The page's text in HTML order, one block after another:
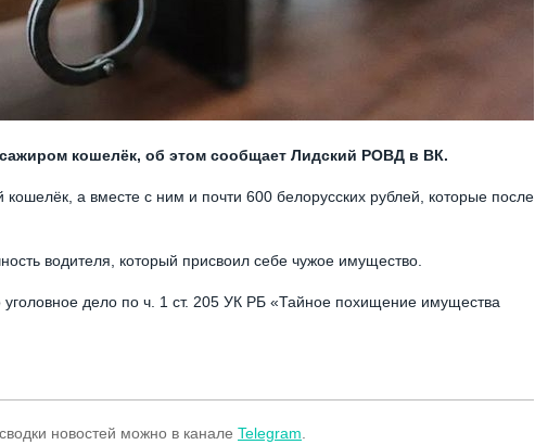
кошелёк, об этом сообщает Лидский РОВД в ВК.
а вместе с ним и почти 600 белорусских рублей, которые после
водителя, который присвоил себе чужое имущество.
дело по ч. 1 ст. 205 УК РБ «Тайное похищение имущества
новостей можно в канале Telegram